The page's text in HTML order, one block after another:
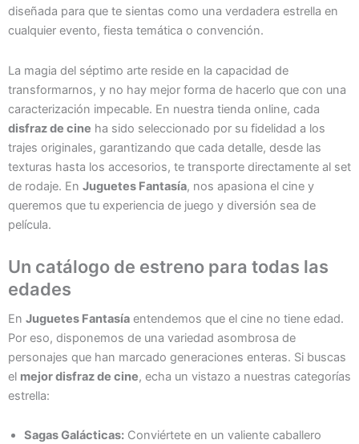
diseñada para que te sientas como una verdadera estrella en
cualquier evento, fiesta temática o convención.
La magia del séptimo arte reside en la capacidad de
transformarnos, y no hay mejor forma de hacerlo que con una
caracterización impecable. En nuestra tienda online, cada
disfraz de cine ha sido seleccionado por su fidelidad a los
trajes originales, garantizando que cada detalle, desde las
texturas hasta los accesorios, te transporte directamente al set
de rodaje. En Juguetes Fantasía, nos apasiona el cine y
queremos que tu experiencia de juego y diversión sea de
película.
Un catálogo de estreno para todas las
edades
En Juguetes Fantasía entendemos que el cine no tiene edad.
Por eso, disponemos de una variedad asombrosa de
personajes que han marcado generaciones enteras. Si buscas
el mejor disfraz de cine, echa un vistazo a nuestras categorías
estrella:
Sagas Galácticas: Conviértete en un valiente caballero